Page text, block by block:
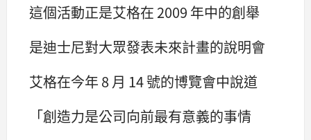
這個活動正是艾格在 2009 年中的創舉
是迪士尼對大眾發表未來計畫的說明會
艾格在今年 8 月 14 號的博覽會中說道
「創造力是公司向前最有意義的事情